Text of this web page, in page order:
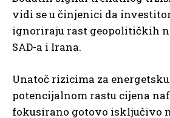
vidi se u činjenici da
ignoriraju rast geopolitičkih
SAD-a i Irana.
Unatoč rizicima za
potencijalnom rastu cijena
fokusirano gotovo isključivo